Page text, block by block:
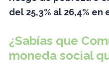
del 25,3% al 26,4% en
¿Sabías que
moneda social